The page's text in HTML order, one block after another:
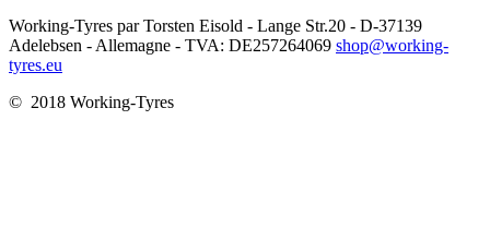
Working-Tyres par Torsten Eisold - Lange Str.20 - D-37139
Adelebsen - Allemagne - TVA: DE257264069 shop@working-
tyres.eu
© 2018 Working-Tyres